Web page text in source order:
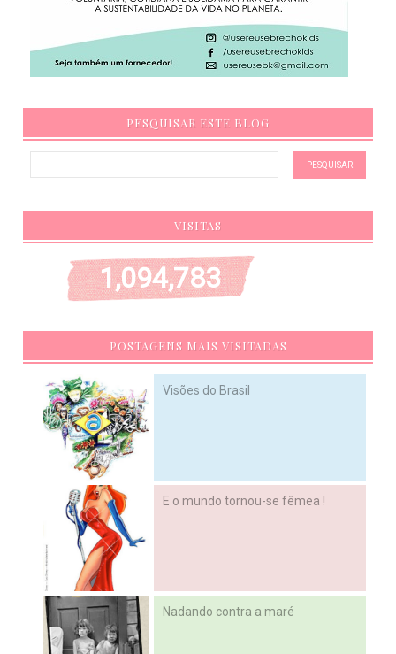
PESQUISAR ESTE BLOG
VISITAS
1,094,783
POSTAGENS MAIS VISITADAS
Visões do Brasil
E o mundo tornou-se fêmea !
Nadando contra a maré